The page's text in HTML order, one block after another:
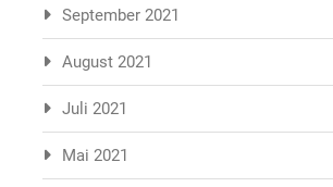
September 2021
August 2021
Juli 2021
Mai 2021